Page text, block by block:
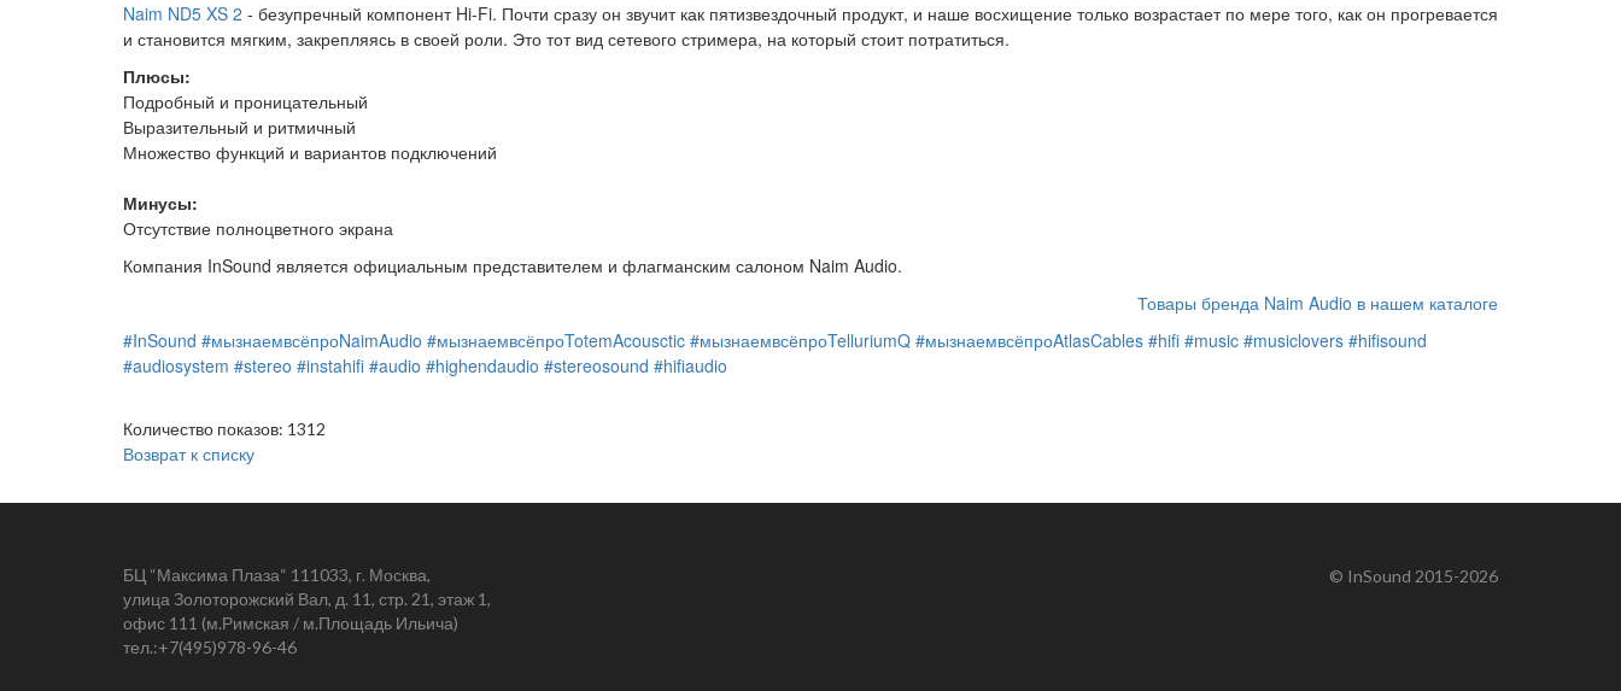
Naim ND5 XS 2 - безупречный компонент Hi-Fi. Почти сразу он звучит как пятизвездочный продукт, и наше восхищение только возрастает по мере того, как он прогревается
и становится мягким, закрепляясь в своей роли. Это тот вид сетевого стримера, на который стоит потратиться.
Плюсы:
Подробный и проницательный
Выразительный и ритмичный
Множество функций и вариантов подключений
Минусы:
Отсутствие полноцветного экрана
Компания InSound является официальным представителем и флагманским салоном Naim Audio.
Товары бренда Naim Audio в нашем каталоге
#InSound #мызнаемвсёпроNaimAudio #мызнаемвсёпроTotemAcousctic #мызнаемвсёпроTelluriumQ #мызнаемвсёпроAtlasCables #hifi #music #musiclovers #hifisound
#audiosystem #stereo #instahifi #audio #highendaudio #stereosound #hifiaudio
Количество показов: 1312
Возврат к списку
БЦ “Максима Плаза“ 111033, г. Москва,
улица Золоторожский Вал, д. 11, стр. 21, этаж 1,
офис 111 (м.Римская / м.Площадь Ильича)
тел.:+7(495)978-96-46
© InSound 2015-2026